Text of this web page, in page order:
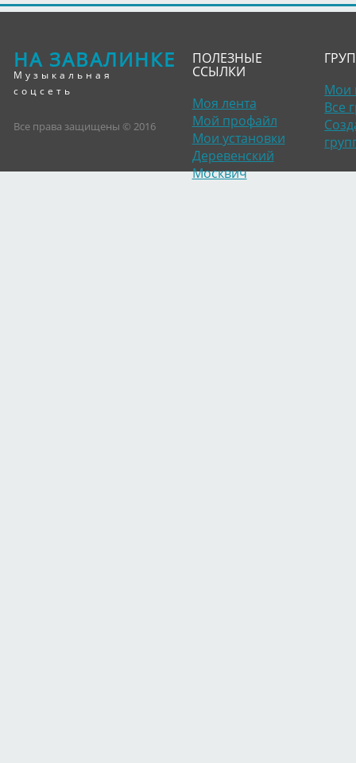
НА ЗАВАЛИНКЕ
Музыкальная
соцсеть
Все права защищены © 2016
ПОЛЕЗНЫЕ
ССЫЛКИ
Моя лента
Мой профайл
Мои установки
Деревенский
Москвич
Мои
Все